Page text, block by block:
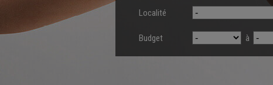
Localité
Budget à